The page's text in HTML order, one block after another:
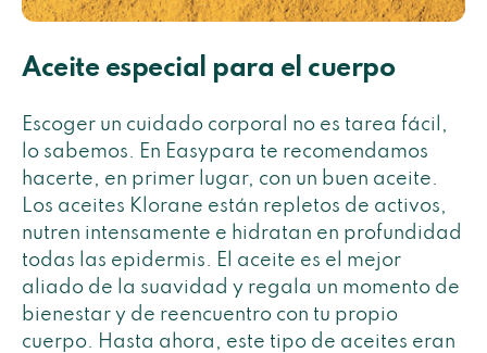
Aceite especial para el cuerpo
Escoger un cuidado corporal no es tarea fácil,
lo sabemos. En Easypara te recomendamos
hacerte, en primer lugar, con un buen aceite.
Los aceites Klorane están repletos de activos,
nutren intensamente e hidratan en profundidad
todas las epidermis. El aceite es el mejor
aliado de la suavidad y regala un momento de
bienestar y de reencuentro con tu propio
cuerpo. Hasta ahora, este tipo de aceites eran